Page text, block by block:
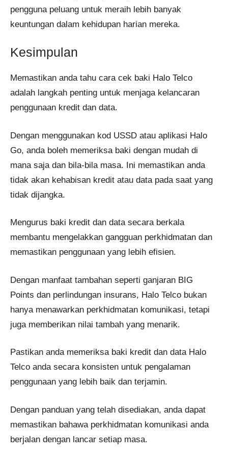
pengguna peluang untuk meraih lebih banyak
keuntungan dalam kehidupan harian mereka.
Kesimpulan
Memastikan anda tahu cara cek baki Halo Telco
adalah langkah penting untuk menjaga kelancaran
penggunaan kredit dan data.
Dengan menggunakan kod USSD atau aplikasi Halo
Go, anda boleh memeriksa baki dengan mudah di
mana saja dan bila-bila masa. Ini memastikan anda
tidak akan kehabisan kredit atau data pada saat yang
tidak dijangka.
Mengurus baki kredit dan data secara berkala
membantu mengelakkan gangguan perkhidmatan dan
memastikan penggunaan yang lebih efisien.
Dengan manfaat tambahan seperti ganjaran BIG
Points dan perlindungan insurans, Halo Telco bukan
hanya menawarkan perkhidmatan komunikasi, tetapi
juga memberikan nilai tambah yang menarik.
Pastikan anda memeriksa baki kredit dan data Halo
Telco anda secara konsisten untuk pengalaman
penggunaan yang lebih baik dan terjamin.
Dengan panduan yang telah disediakan, anda dapat
memastikan bahawa perkhidmatan komunikasi anda
berjalan dengan lancar setiap masa.